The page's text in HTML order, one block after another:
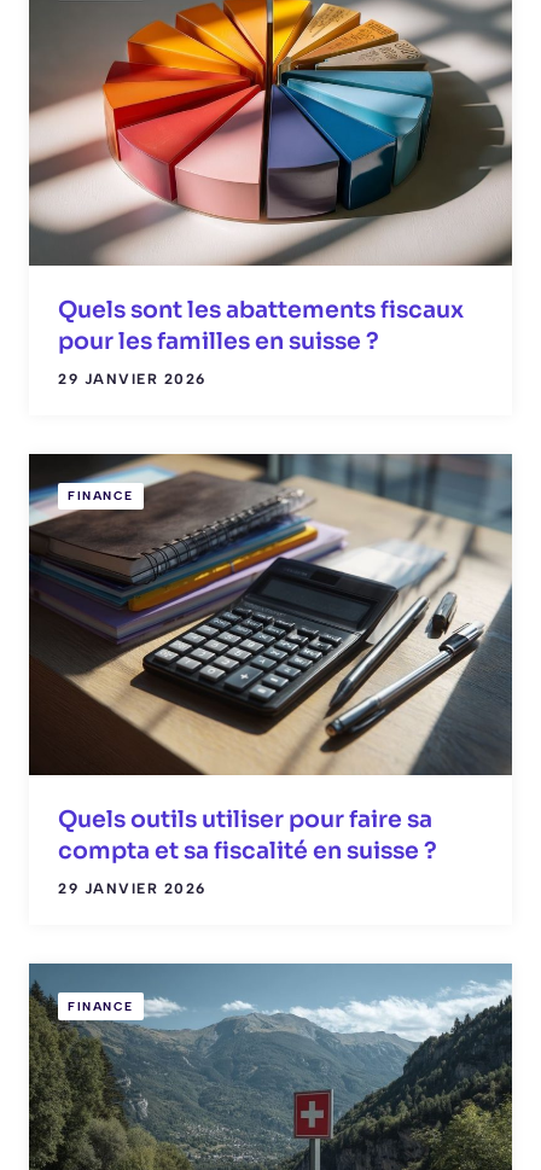
Quels sont les abattements fiscaux
pour les familles en suisse ?
29 JANVIER 2026
FINANCE
Quels outils utiliser pour faire sa
compta et sa fiscalité en suisse ?
29 JANVIER 2026
FINANCE